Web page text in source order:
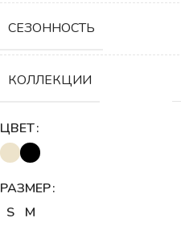
СЕЗОННОСТЬ
КОЛЛЕКЦИИ
ЦВЕТ
РАЗМЕР
S
M